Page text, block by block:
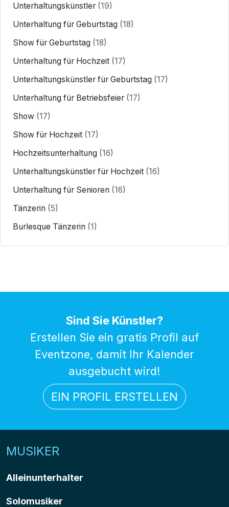
Unterhaltungskünstler (19)
Unterhaltung für Geburtstag (18)
Show für Geburtstag (18)
Unterhaltung für Hochzeit (17)
Unterhaltungskünstler für Geburtstag (17)
Unterhaltung für Betriebsfeier (17)
Show (17)
Show für Hochzeit (17)
Hochzeitsunterhaltung (16)
Unterhaltungskünstler für Hochzeit (16)
Unterhaltung für Senioren (16)
Tänzerin (5)
Burlesque Tänzerin (1)
Sind Sie Künstler?
Erstellen Sie ein gratis Profil auf
Eventzone, damit Ihr Kalender
ausgebucht wird!
EIN PROFIL ERSTELLEN
MUSIKER
Alleinunterhalter
Solomusiker